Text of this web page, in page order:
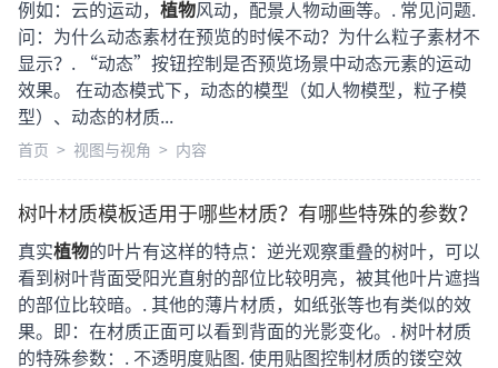
例如：云的运动， 植物风动，配景人物动画等。. 常见问题.
问：为什么动态素材在预览的时候不动？为什么粒子素材不
显示？. “动态”按钮控制是否预览场景中动态元素的运动
效果。 在动态模式下，动态的模型（如人物模型，粒子模
型）、动态的材质...
首页 > 视图与视角 > 内容
树叶材质模板适用于哪些材质？有哪些特殊的参数？
真实植物的叶片有这样的特点：逆光观察重叠的树叶，可以
看到树叶背面受阳光直射的部位比较明亮，被其他叶片遮挡
的部位比较暗。. 其他的薄片材质，如纸张等也有类似的效
果。即：在材质正面可以看到背面的光影变化。. 树叶材质
的特殊参数：. 不透明度贴图. 使用贴图控制材质的镂空效